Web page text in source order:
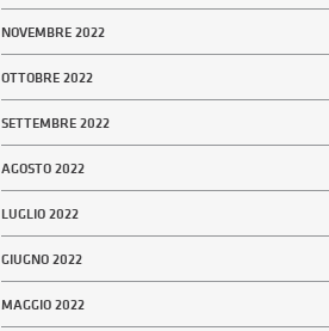
NOVEMBRE 2022
OTTOBRE 2022
SETTEMBRE 2022
AGOSTO 2022
LUGLIO 2022
GIUGNO 2022
MAGGIO 2022